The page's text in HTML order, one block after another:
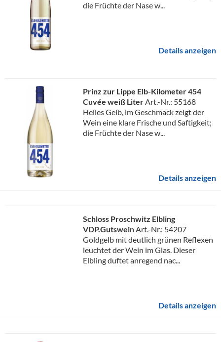
die Früchte der Nase w...
Details anzeigen
Prinz zur Lippe Elb-Kilometer 454
Cuvée weiß LiterArt.-Nr.: 55168
Helles Gelb, im Geschmack zeigt der
Wein eine klare Frische und Saftigkeit;
die Früchte der Nase w...
Details anzeigen
Schloss Proschwitz Elbling
VDP.GutsweinArt.-Nr.: 54207
Goldgelb mit deutlich grünen Reflexen
leuchtet der Wein im Glas. Dieser
Elbling duftet anregend nac...
Details anzeigen